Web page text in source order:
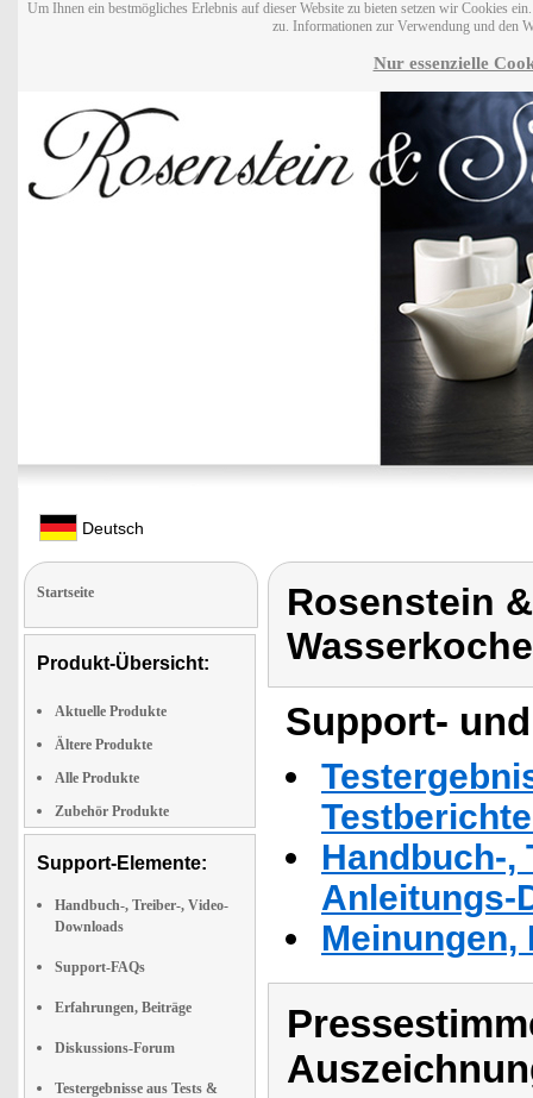
Um Ihnen ein bestmögliches Erlebnis auf dieser Website zu bieten setzen wir Cookies
zu. Informationen zur Verwendung und den
Nur essenzielle
Deutsch
Startseite
Produkt-Übersicht:
Aktuelle Produkte
Ältere Produkte
Alle Produkte
Zubehör Produkte
Support-Elemente:
Handbuch-, Treiber-, Video-
Downloads
Support-FAQs
Erfahrungen, Beiträge
Diskussions-Forum
Testergebnisse aus Tests &
Rosenstein
Support-
Handbuch-,
Anleitungs-